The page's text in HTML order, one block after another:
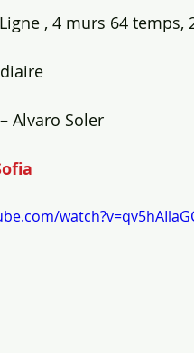
, 4 murs 64 temps,
Alvaro Soler